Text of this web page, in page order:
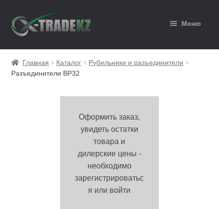
Перейти
к
Перейти
к
Меню
Главная
Каталог
Оформление заказа
Главная Каталог
Рубильники и разъединители
Разъединители ВР32
Оформить заказ,
увидеть остатки
товара и
дилерские цены -
необходимо
зарегистрироватьс
я или войти